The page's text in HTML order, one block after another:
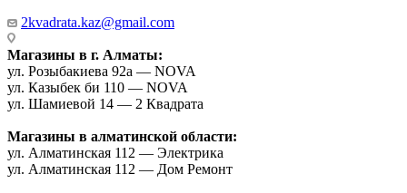
2kvadrata.kaz@gmail.com
Магазины в г. Алматы:
ул. Розыбакиева 92а — NOVA
ул. Казыбек би 110 — NOVA
ул. Шамиевой 14 — 2 Квадрата
Магазины в алматинской области:
ул. Алматинская 112 — Электрика
ул. Алматинская 112 — Дом Ремонт